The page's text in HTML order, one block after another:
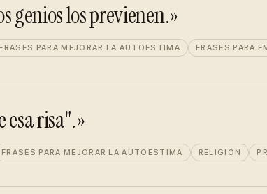
genios los previenen.»
FRASES PARA MEJORAR LA AUTOESTIMA FRASES PARA
esa risa".»
FRASES PARA MEJORAR LA AUTOESTIMA RELIGIÓN